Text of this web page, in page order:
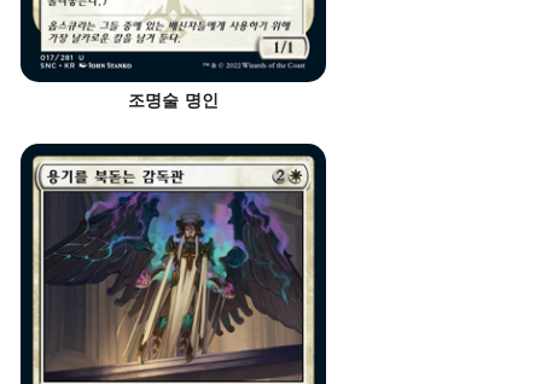
조명술 명인